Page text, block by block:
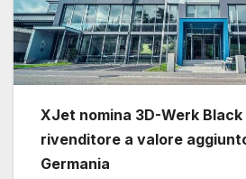
XJet nomina 3D-Werk Black
rivenditore a valore
Germania